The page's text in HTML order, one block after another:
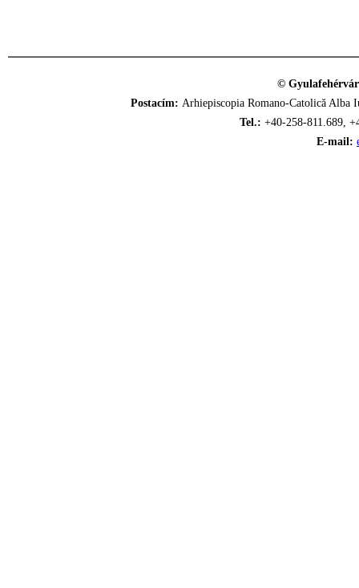
©
Postacím: Arhiepiscopia Romano-Catolică
Tel.: +40-258-811.689,
E-mail: